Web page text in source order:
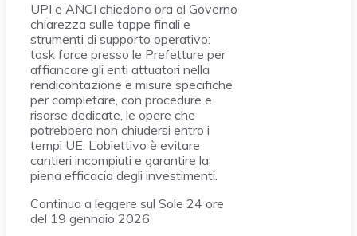
UPI e ANCI chiedono ora al Governo
chiarezza sulle tappe finali e
strumenti di supporto operativo:
task force presso le Prefetture per
affiancare gli enti attuatori nella
rendicontazione e misure specifiche
per completare, con procedure e
risorse dedicate, le opere che
potrebbero non chiudersi entro i
tempi UE. L’obiettivo è evitare
cantieri incompiuti e garantire la
piena efficacia degli investimenti.
Continua a leggere sul Sole 24 ore
del 19 gennaio 2026